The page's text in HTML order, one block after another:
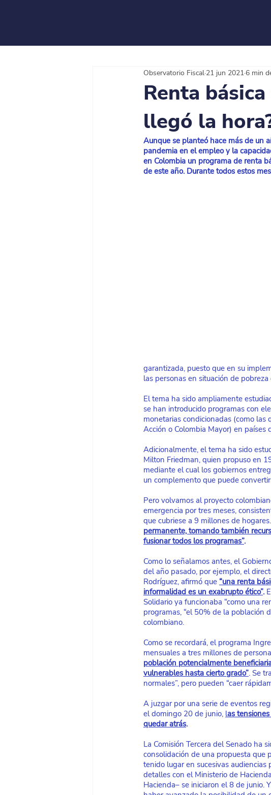
Renta
llegó la
Observatorio Fiscal 21 jun 2021 6 min
Aunque se planteó hace más de un
pandemia en el empleo y la
en Colombia un programa de renta
de este año. Durante todos estos
garantizada, puesto que en su
las personas en situación de
El tema ha sido ampliamente
se han introducido programas con
monetarias condicionadas (como las
Acción o Colombia Mayor) en países
Adicionalmente, el tema ha sido
Milton Friedman, quien propuso en
mediante el cual los gobiernos
un complemento que puede
Pero volvamos al proyecto
emergencia por tres meses,
que cubriese a 9 millones de
permanente, tomando también
fusionar todos los programas”.
Como lo señalamos antes, el
del año pasado, por ejemplo, el
Rodríguez, afirmó que “una renta
informalidad es un exabrupto ético”.
Solidario ya funcionaba “como una
programas, “el 50% de la población
colombiano.
Como se recordará, el programa
mensuales a tres millones de
población potencialmente
vulnerables hasta cierto grado”. Se
normales”, pero pueden “caer
A juzgar por una serie de eventos
el domingo 20 de junio, las
quedar atrás.
La Comisión Tercera del Senado ha
consolidación de una propuesta que
tenido lugar en sucesivas
detalles con el Ministerio de
Hacienda– se iniciaron el 8 de junio.